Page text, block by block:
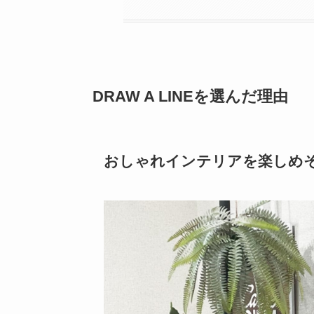
DRAW A LINEを選んだ理由
おしゃれインテリアを楽しめ